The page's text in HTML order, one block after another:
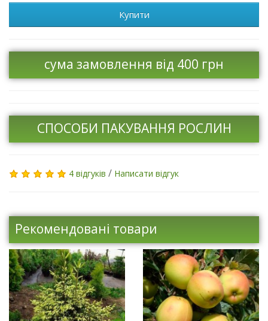
Купити
сума замовлення від 400 грн
СПОСОБИ ПАКУВАННЯ РОСЛИН
4 відгуків / Написати відгук
Рекомендовані товари